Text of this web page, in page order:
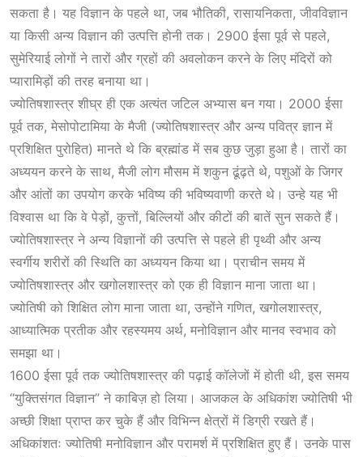
सकता है। यह विज्ञान के पहले था, जब भौतिकी, रासायनिकता, जीवविज्ञान
या किसी अन्य विज्ञान की उत्पत्ति होनी तक। 2900 ईसा पूर्व से पहले,
सुमेरियाई लोगों ने तारों और ग्रहों की अवलोकन करने के लिए मंदिरों को
प्यारामिड़ों की तरह बनाया था।
ज्योतिषशास्त्र शीघ्र ही एक अत्यंत जटिल अभ्यास बन गया। 2000 ईसा
पूर्व तक, मेसोपोटामिया के मैजी (ज्योतिषशास्त्र और अन्य पवित्र ज्ञान में
प्रशिक्षित पुरोहित) मानते थे कि ब्रह्मांड में सब कुछ जुड़ा हुआ है। तारों का
अध्ययन करने के साथ, मैजी लोग मौसम में शकुन ढूंढ़ते थे, पशुओं के जिगर
और आंतों का उपयोग करके भविष्य की भविष्यवाणी करते थे। उन्हे यह भी
विश्वास था कि वे पेड़ों, कुत्तों, बिल्लियों और कीटों की बातें सुन सकते हैं।
ज्योतिषशास्त्र ने अन्य विज्ञानों की उत्पत्ति से पहले ही पृथ्वी और अन्य
स्वर्गीय शरीरों की स्थिति का अध्ययन किया था। प्राचीन समय में
ज्योतिषशास्त्र और खगोलशास्त्र को एक ही विज्ञान माना जाता था।
ज्योतिषी को शिक्षित लोग माना जाता था, उन्होंने गणित, खगोलशास्त्र,
आध्यात्मिक प्रतीक और रहस्यमय अर्थ, मनोविज्ञान और मानव स्वभाव को
समझा था।
1600 ईसा पूर्व तक ज्योतिषशास्त्र की पढ़ाई कॉलेजों में होती थी, इस समय
“युक्तिसंगत विज्ञान” ने काबिज़ हो लिया। आजकल के अधिकांश ज्योतिषी भी
अच्छी शिक्षा प्राप्त कर चुके हैं और विभिन्न क्षेत्रों में डिग्री रखते हैं।
अधिकांशतः ज्योतिषी मनोविज्ञान और परामर्श में प्रशिक्षित हुए हैं। उनके पास